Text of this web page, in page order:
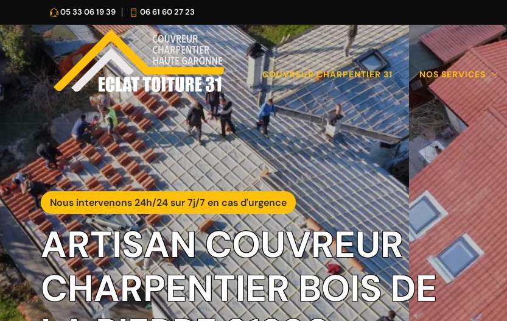
05 33 06 19 39 06 61 60 27 23
COUVREUR CHARPENTIER 31 NOS SERVICES
Nous intervenons 24h/24 sur 7j/7 en cas d'urgence
ARTISAN COUVREUR
CHARPENTIER BOIS DE